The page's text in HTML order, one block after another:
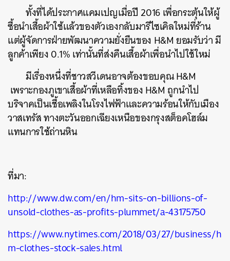
ทั้งที่ได้ประกาศแคมเปญเมื่อปี 2016 เพื่อกระตุ้นให้ผู้
ซื้อนำเสื้อผ้าใช้แล้วของตัวเองกลับมารีไซเคิลใหม่ที่ร้าน
แต่ผู้จัดการฝ่ายพัฒนาความยั่งยืนของ H&M ยอมรับว่า มี
ลูกค้าเพียง 0.1% เท่านั้นที่ส่งคืนเสื้อผ้าเพื่อนำไปใช้ใหม่
มีเรื่องหนึ่งที่ชาวสวีเดนอาจต้องขอบคุณ H&M
เพราะกองภูเขาเสื้อผ้าที่เหลือทิ้งของ H&M ถูกนำไป
บริจาคเป็นเชื้อเพลิงในโรงไฟฟ้าและความร้อนให้กับเมือง
วาสเทรัส ทางตะวันออกเฉียงเหนือของกรุงสต็อคโฮล์ม
แทนการใช้ถ่านหิน
ที่มา:
http://www.dw.com/en/hm-sits-on-billions-of-
unsold-clothes-as-profits-plummet/a-43175750
https://www.nytimes.com/2018/03/27/business/h
m-clothes-stock-sales.html
ค้นหา
SHARE